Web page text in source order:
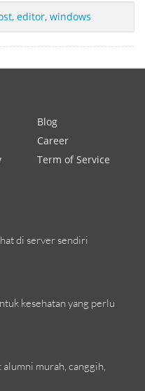
, editor, windows
Blog
Career
Term of Service
di server sendiri
kesehatan yang perlu
murah, canggih,